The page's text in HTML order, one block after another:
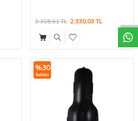
3.328,61TL 2.330,03 TL
%30
İndirim